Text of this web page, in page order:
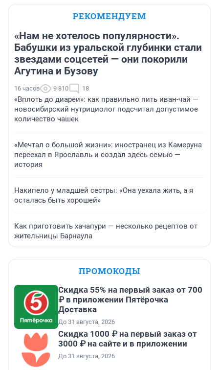
РЕКОМЕНДУЕМ
«Нам не хотелось популярности».
Бабушки из уральской глубинки стали
звездами соцсетей — они покорили
Агутина и Бузову
16 часов 9 810 18
«Вплоть до диареи»: как правильно пить иван-чай —
новосибирский нутрициолог подсчитал допустимое
количество чашек
«Мечтал о большой жизни»: иностранец из Камеруна
переехал в Ярославль и создал здесь семью —
история
Накипело у младшей сестры: «Она уехала жить, а я
осталась быть хорошей»
Как приготовить хачапури — несколько рецептов от
жительницы Барнаула
ПРОМОКОДЫ
Скидка 55% на первый заказ от 700
₽ в приложении Пятёрочка
Доставка
До 31 августа, 2026
Скидка 1000 ₽ на первый заказ от
3000 ₽ на сайте и в приложении
До 31 августа, 2026